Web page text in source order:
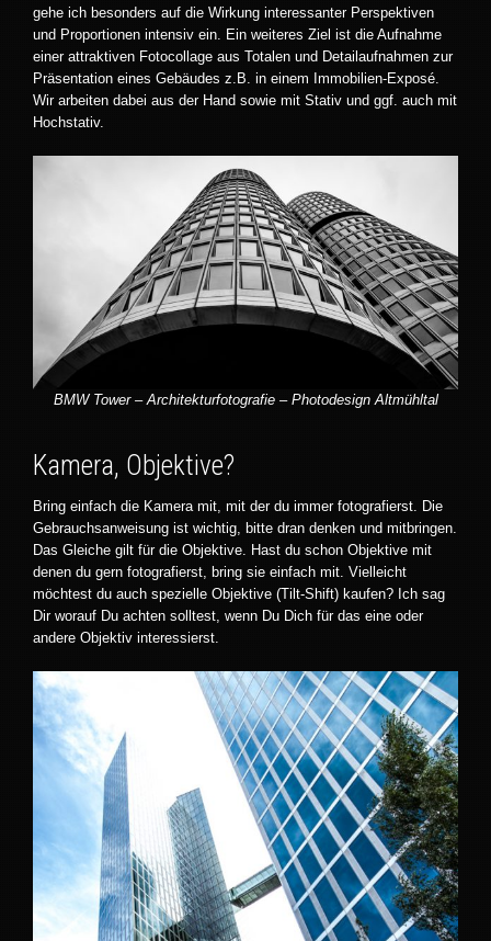
gehe ich besonders auf die Wirkung interessanter Perspektiven
und Proportionen intensiv ein. Ein weiteres Ziel ist die Aufnahme
einer attraktiven Fotocollage aus Totalen und Detailaufnahmen zur
Präsentation eines Gebäudes z.B. in einem Immobilien-Exposé.
Wir arbeiten dabei aus der Hand sowie mit Stativ und ggf. auch mit
Hochstativ.
BMW Tower – Architekturfotografie – Photodesign Altmühltal
Kamera, Objektive?
Bring einfach die Kamera mit, mit der du immer fotografierst. Die
Gebrauchsanweisung ist wichtig, bitte dran denken und mitbringen.
Das Gleiche gilt für die Objektive. Hast du schon Objektive mit
denen du gern fotografierst, bring sie einfach mit. Vielleicht
möchtest du auch spezielle Objektive (Tilt-Shift) kaufen? Ich sag
Dir worauf Du achten solltest, wenn Du Dich für das eine oder
andere Objektiv interessierst.